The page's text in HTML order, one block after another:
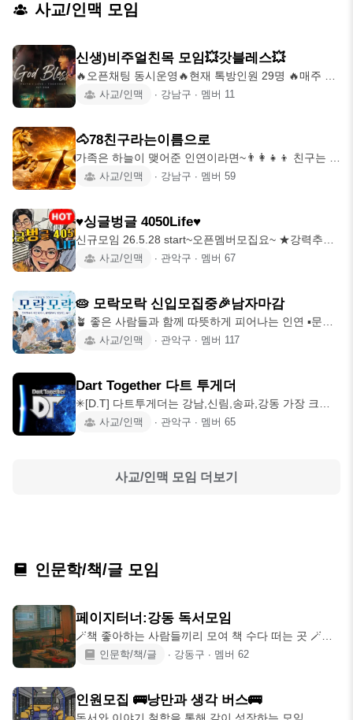
사교/인맥 모임
신생)비주얼친목 모임💥갓블레스💥
🔥오픈채팅 동시운영🔥현재 톡방인원 29명 🔥매주 벙
🔥신입 대환영 ❗️갓블레스 존잘존예 비
사교/인맥 ∙ 강남구 ∙ 멤버 11
🐴78친구라는이름으로
가족은 하늘이 맺어준 인연이라면~👨‍👩‍👧‍👦 친구는 내
가 선택한 가족이다~❤ ㅡㅡㅡㅡㅡ
사교/인맥 ∙ 강남구 ∙ 멤버 59
♥싱글벙글 4050Life♥
신규모임 26.5.28 start~오픈멤버모집요~ ★강력추
천!!!! 훈남 훈녀 모집중★
사교/인맥 ∙ 관악구 ∙ 멤버 67
🥧 모락모락 신입모집중🎉남자마감
🪴 좋은 사람들과 함께 따뜻하게 피어나는 인연 ▪︎문화
생활 · 봉사 · 여행 · 맛집탐방
사교/인맥 ∙ 관악구 ∙ 멤버 117
Dart Together 다트 투게더
✳[D.T] 다트투게더는 강남,신림,송파,강동 가장 크고
오래된 🎯다트모임으로서, 다트를
사교/인맥 ∙ 관악구 ∙ 멤버 65
사교/인맥 모임 더보기
인문학/책/글 모임
페이지터너:강동 독서모임
🪄책 좋아하는 사람들끼리 모여 책 수다 떠는 곳 🪄글
쓰기를 통한 깊이 있는 독서를 지향하는
인문학/책/글 ∙ 강동구 ∙ 멤버 62
인원모집 🚌낭만과 생각 버스🚌